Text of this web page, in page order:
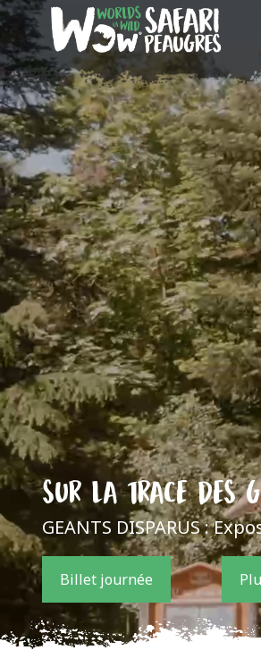
SUR LA TRACE DES
GEANTS DISPARUS :
Billet journée